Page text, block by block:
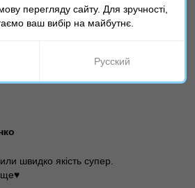
Все для ..., Все для пряників і
Все для тортів, Діоксид титану, Рідкі
Все для наших рецептів
швидко якість супер.
ще♥️
перегляду сайту. Для зручності,
ваш вибір на майбутнє.
Русский